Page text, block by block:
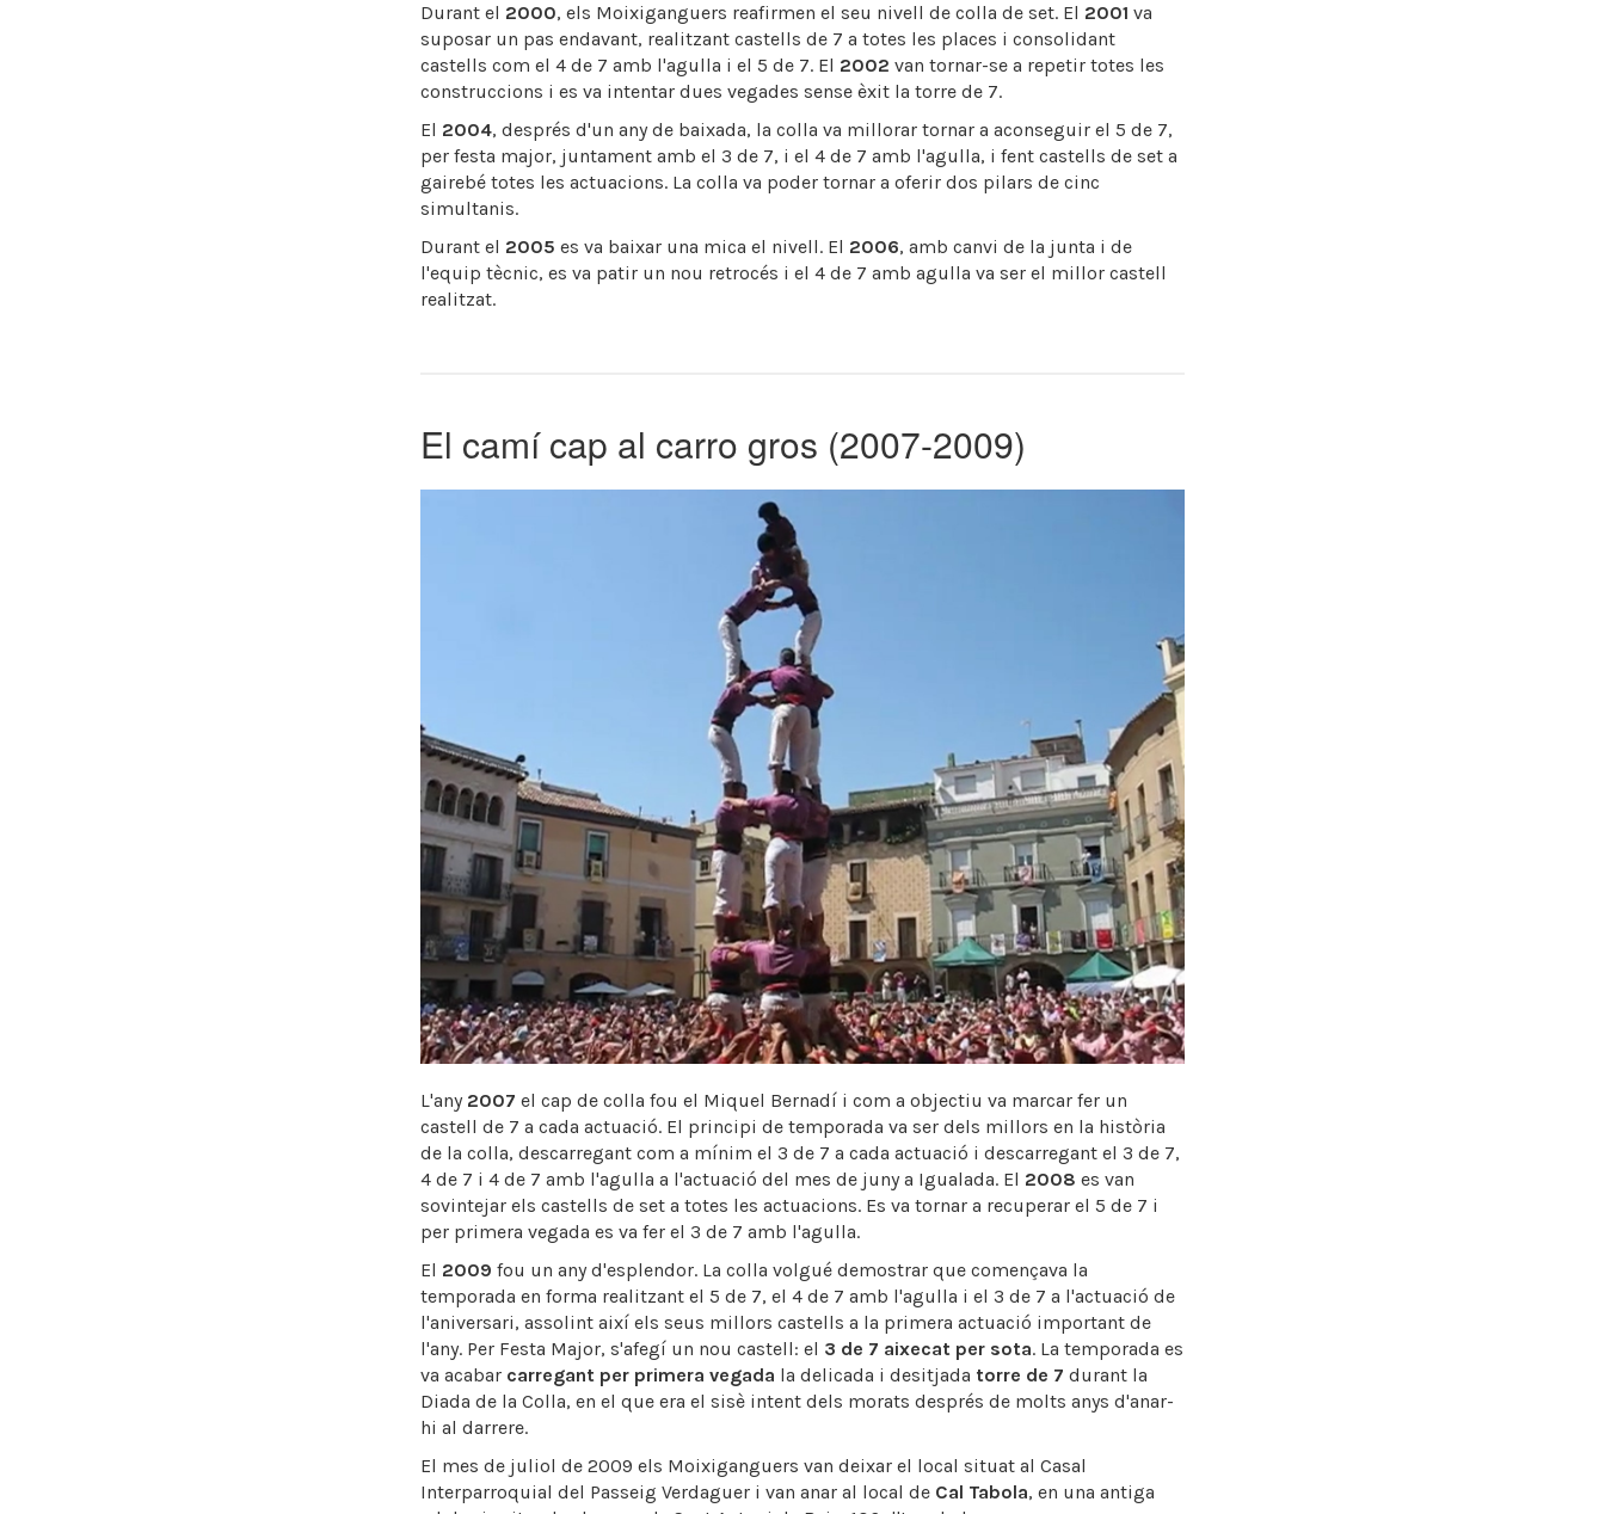
Durant el 2000, els Moixiganguers reafirmen el seu nivell de colla de set. El 2001 va
suposar un pas endavant, realitzant castells de 7 a totes les places i consolidant
castells com el 4 de 7 amb l'agulla i el 5 de 7. El 2002 van tornar-se a repetir totes les
construccions i es va intentar dues vegades sense èxit la torre de 7.
El 2004, després d'un any de baixada, la colla va millorar tornar a aconseguir el 5 de 7,
per festa major, juntament amb el 3 de 7, i el 4 de 7 amb l'agulla, i fent castells de set a
gairebé totes les actuacions. La colla va poder tornar a oferir dos pilars de cinc
simultanis.
Durant el 2005 es va baixar una mica el nivell. El 2006, amb canvi de la junta i de
l'equip tècnic, es va patir un nou retrocés i el 4 de 7 amb agulla va ser el millor castell
realitzat.
El camí cap al carro gros (2007-2009)
L'any 2007 el cap de colla fou el Miquel Bernadí i com a objectiu va marcar fer un
castell de 7 a cada actuació. El principi de temporada va ser dels millors en la història
de la colla, descarregant com a mínim el 3 de 7 a cada actuació i descarregant el 3 de 7,
4 de 7 i 4 de 7 amb l'agulla a l'actuació del mes de juny a Igualada. El 2008 es van
sovintejar els castells de set a totes les actuacions. Es va tornar a recuperar el 5 de 7 i
per primera vegada es va fer el 3 de 7 amb l'agulla.
El 2009 fou un any d'esplendor. La colla volgué demostrar que començava la
temporada en forma realitzant el 5 de 7, el 4 de 7 amb l'agulla i el 3 de 7 a l'actuació de
l'aniversari, assolint així els seus millors castells a la primera actuació important de
l'any. Per Festa Major, s'afegí un nou castell: el 3 de 7 aixecat per sota. La temporada es
va acabar carregant per primera vegada la delicada i desitjada torre de 7 durant la
Diada de la Colla, en el que era el sisè intent dels morats després de molts anys d'anar-
hi al darrere.
El mes de juliol de 2009 els Moixiganguers van deixar el local situat al Casal
Interparroquial del Passeig Verdaguer i van anar al local de Cal Tabola, en una antiga